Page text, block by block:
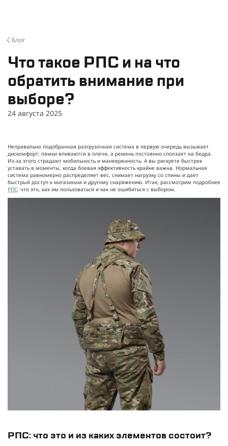
Блог
Что такое РПС и на что
обратить внимание при
выборе?
24 августа 2025
Неправильно подобранная разгрузочная система в первую очередь вызывает
дискомфорт: лямки впиваются в плечи, а ремень постоянно сползает на бедра.
Из-за этого страдают мобильность и маневренность. А вы рискуете быстрее
уставать в моменты, когда боевая эффективность крайне важна. Нормальная
система равномерно распределяет вес, снимает нагрузку со спины и дает
быстрый доступ к магазинам и другому снаряжению. Итак, рассмотрим подробнее
РПС: что это, как им пользоваться и как не ошибиться с выбором.
РПС: что это и из каких элементов состоит?